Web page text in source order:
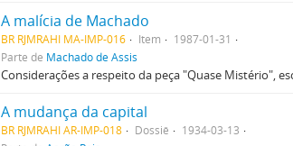
A malícia de Machado
BR RJMRAHI MA-IMP-016 Item
1987-01-31
Parte de Machado de Assis
Considerações a respeito da peça "Quase Mistério",
A mudança da capital
BR RJMRAHI AR-IMP-018 Dossiê
1934-03-13